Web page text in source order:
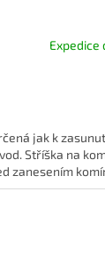
Expedice
jak k
Stříška na
zanesením